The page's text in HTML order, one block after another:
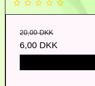
20,00 DKK
6,00 DKK